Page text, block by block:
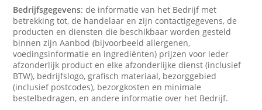
Bedrijfsgegevens: de informatie van het Bedrijf met
betrekking tot, de handelaar en zijn contactigegevens, de
producten en diensten die beschikbaar worden gesteld
binnen zijn Aanbod (bijvoorbeeld allergenen,
voedingsinformatie en ingrediënten) prijzen voor ieder
afzonderlijk product en elke afzonderlijke dienst (inclusief
BTW), bedrijfslogo, grafisch materiaal, bezorggebied
(inclusief postcodes), bezorgkosten en minimale
bestelbedragen, en andere informatie over het Bedrijf.